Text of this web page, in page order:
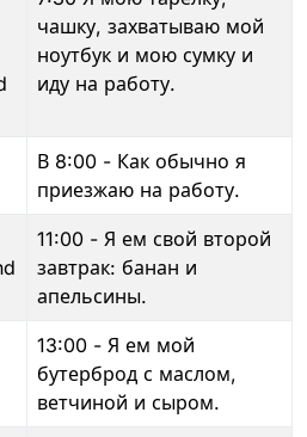
чашку, захватываю мой
ноутбук и мою сумку и
иду на работу.
В 8:00 - Как обычно я
приезжаю на работу.
11:00 - Я ем свой второй
завтрак: банан и
апельсины.
13:00 - Я ем мой
бутерброд с маслом,
ветчиной и сыром.